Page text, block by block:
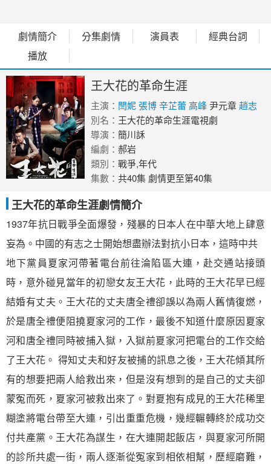
劇情簡介 分集劇情 演員表
經典台詞
播放
王大花的革命生涯
主演： 閆妮 張博辛芷蕾高峰尹元章趙志
君 黑木真二
別名： 王大花的革命生涯電視劇
導演： 簡川訸
編劇： 郝岩
類別： 戰爭,年代
集數： 共40集 劇情更至第40集
王大花的革命生涯劇情簡介
1937年抗日戰爭全面爆發，殘暴的日本人在中華大地上肆意
妄為。中國的有志之士開始想盡辦法對抗小日本，這時中共
地下黨員夏家河帶著電台前往淪陷區大連，赴交通站接頭
時，意外碰見當年的初戀女友王大花，此時的王大花早已經
結婚有丈夫。王大花的丈夫唐全禮卻誤以為兩人舊情復燃，
於是唐全禮便阻撓夏家河的工作，最後不知道什麼原因夏家
河和唐全禮同時被捕入獄，入獄前夏家河把電台的工作交給
了王大花。 得知丈夫和好友被捕的訊息之後，王大花傾其所
有的想要把兩人給救出來，但是沒有想到的是自己的丈夫卻
蒙冤而死，夏家河被救出來了。對夏抱有成見的王大花稀里
糊塗將電台帶至大連，引出重重危機，幾經輾轉終於成功交
付共產黨。王大花為謀生，在大連開起飯店，與夏家河所開
的診所共處一街，兩人逐漸從冤家到相依相幫，歷經磨難，